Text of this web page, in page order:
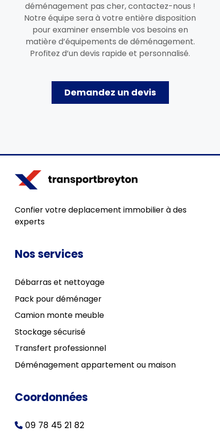
déménagement pas cher, contactez-nous !
Notre équipe sera à votre entière disposition
pour examiner ensemble vos besoins en
matière d’équipements de déménagement.
Profitez d’un devis rapide et personnalisé.
Demandez un devis
Confier votre deplacement immobilier à des
experts
Nos services
Débarras et nettoyage
Pack pour déménager
Camion monte meuble
Stockage sécurisé
Transfert professionnel
Déménagement appartement ou maison
Coordonnées
09 78 45 21 82